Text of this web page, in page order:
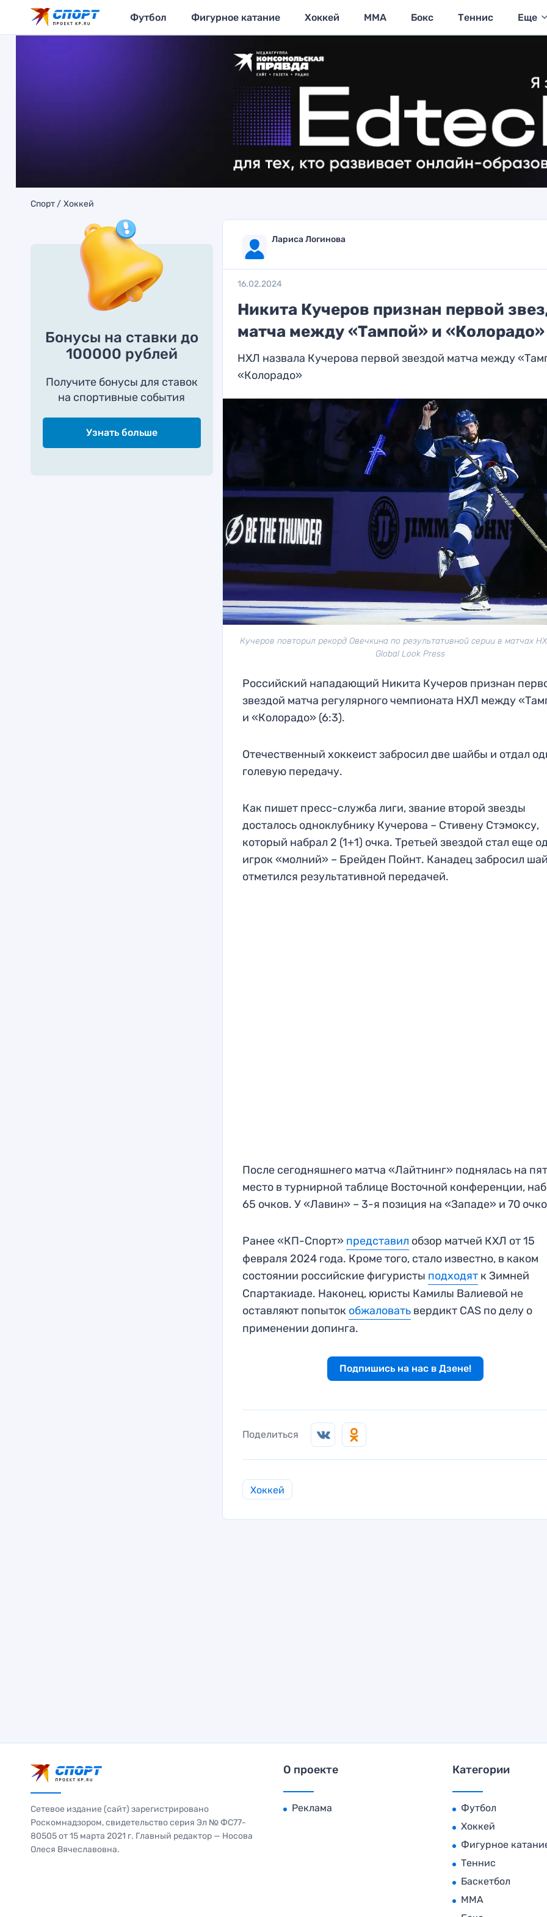
Футбол Фигурное катание Хоккей MMA Бокс Теннис Еще
Спорт Хоккей
Бонусы на ставки до
100000 рублей
Получите бонусы для ставок
на спортивные события
Узнать больше
Лариса Логинова
16.02.2024
Никита Кучеров признан первой
матча между «Тампой» и «Колорадо»
НХЛ назвала Кучерова первой звездой матча между
«Колорадо»
Кучеров повторил рекорд Овечкина по результативной серии в матчах
Global Look Press
Российский нападающий Никита Кучеров признан
звездой матча регулярного чемпионата НХЛ между
и «Колорадо» (6:3).
Отечественный хоккеист забросил две шайбы и отдал
голевую передачу.
Как пишет пресс-служба лиги, звание второй звезды
досталось одноклубнику Кучерова – Стивену Стэмоксу,
который набрал 2 (1+1) очка. Третьей звездой стал еще
игрок «молний» – Брейден Пойнт. Канадец забросил
отметился результативной передачей.
После сегодняшнего матча «Лайтнинг» поднялась на
место в турнирной таблице Восточной конференции,
65 очков. У «Лавин» – 3-я позиция на «Западе» и 70
Ранее «КП-Спорт» представил обзор матчей КХЛ от 15
февраля 2024 года. Кроме того, стало известно, в каком
состоянии российские фигуристы подходят к Зимней
Спартакиаде. Наконец, юристы Камилы Валиевой не
оставляют попыток обжаловать вердикт CAS по делу о
применении допинга.
Подпишись на нас в Дзене!
Поделиться
Хоккей
Сетевое издание (сайт) зарегистрировано
Роскомнадзором, свидетельство серия Эл № ФС77-
80505 от 15 марта 2021 г. Главный редактор — Носова
Олеся Вячеславовна.
О проекте
Реклама
Категории
Футбол
Хоккей
Фигурное
Теннис
Баскетбол
MMA